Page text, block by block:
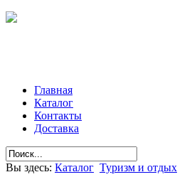
Главная
Каталог
Контакты
Доставка
Вы здесь: Каталог Туризм и отдых